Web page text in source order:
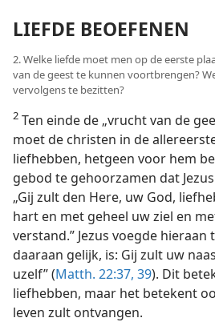
LIEFDE BEOEFENEN
2. Welke liefde moet men op de eerste
van de geest te kunnen voortbrengen?
vervolgens te bezitten?
2 Ten einde de „vrucht van de
moet de christen in de
liefhebben, hetgeen voor hem
gebod te gehoorzamen dat
„Gij zult den Here, uw God,
hart en met geheel uw ziel en
verstand.” Jezus voegde hieraan
daaraan gelijk, is: Gij zult uw
uzelf” (Matth. 22:37, 39). Dit
liefhebben, maar het betekent
leven zult ontvangen.